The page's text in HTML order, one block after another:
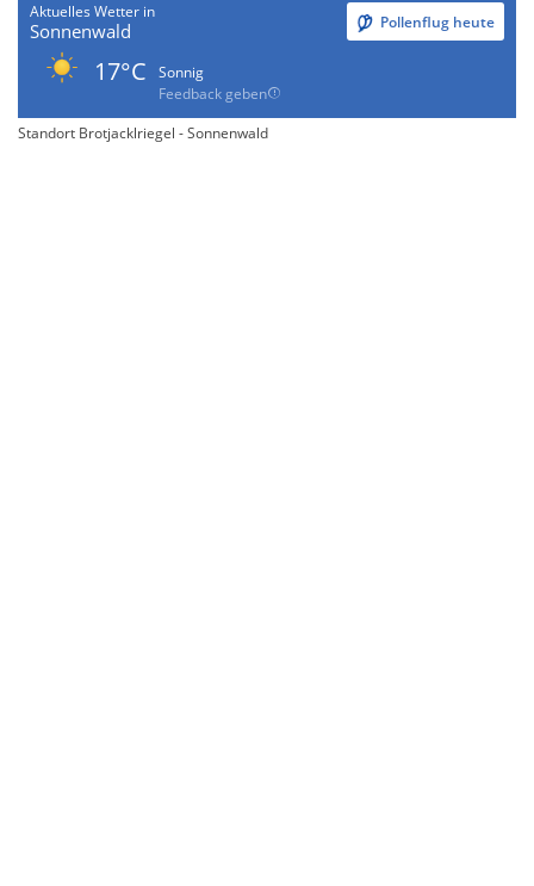
Aktuelles Wetter in
Sonnenwald Pollenflug heute
17°C
Sonnig
Feedback geben
Standort Brotjacklriegel - Sonnenwald